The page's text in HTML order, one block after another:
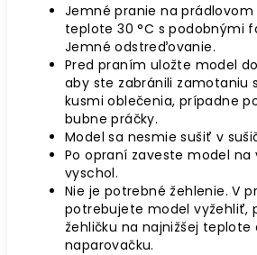
Jemné pranie na
teplote 30 °C s podobnými
Jemné odstreďovanie.
Pred praním uložte model
aby ste zabránili zamotaniu
kusmi oblečenia, prípadne
bubne práčky.
Model sa nesmie sušiť v
Po opraní zaveste model na
vyschol.
Nie je potrebné žehlenie. V
potrebujete model vyžehliť,
žehličku na najnižšej teplote
naparovačku.